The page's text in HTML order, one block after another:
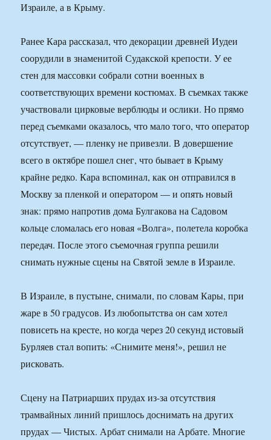
Израиле, а в Крыму.
Ранее Кара рассказал, что декорации древней Иудеи
соорудили в знаменитой Судакской крепости. У ее
стен для массовки собрали сотни военных в
соответствующих времени костюмах. В съемках также
участвовали цирковые верблюды и ослики. Но прямо
перед съемками оказалось, что мало того, что оператор
отсутствует, — пленку не привезли. В довершение
всего в октябре пошел снег, что бывает в Крыму
крайне редко. Кара вспоминал, как он отправился в
Москву за пленкой и оператором — и опять новый
знак: прямо напротив дома Булгакова на Садовом
кольце сломалась его новая «Волга», полетела коробка
передач. После этого съемочная группа решили
снимать нужные сцены на Святой земле в Израиле.
В Израиле, в пустыне, снимали, по словам Кары, при
жаре в 50 градусов. Из любопытства он сам хотел
повисеть на кресте, но когда через 20 секунд истовый
Бурляев стал вопить: «Снимите меня!», решил не
рисковать.
Сцену на Патриарших прудах из-за отсутствия
трамвайных линий пришлось доснимать на других
прудах — Чистых. Арбат снимали на Арбате. Многие